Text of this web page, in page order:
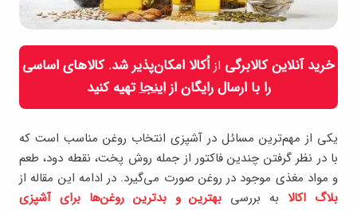
خرید آنلاین کالابرگی از اُکالا امکان‌پذیر شد. کالاهای اساسی
را با ارسال رایگان ازاینجاتهیه کنید
یکی از مهم‌ترین مسائل در آشپزی انتخاب روغن مناسب است که
با در نظر گرفتن چندین فاکتور از جمله روش پخت، نقطه دود، طعم
و مواد مغذی موجود در روغن صورت می‌گیرد. در ادامه این مقاله از
بلاگ اکالابه بررسی بهترین و بدترین روغن‌ها برای آشپزی